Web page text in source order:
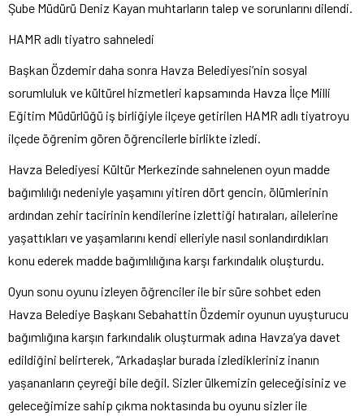
Şube Müdürü Deniz Kayan muhtarların talep ve sorunlarını dilendi.
HAMR adlı tiyatro sahneledi
Başkan Özdemir daha sonra Havza Belediyesi’nin sosyal
sorumluluk ve kültürel hizmetleri kapsamında Havza İlçe Milli
Eğitim Müdürlüğü iş birliğiyle ilçeye getirilen HAMR adlı tiyatroyu
ilçede öğrenim gören öğrencilerle birlikte izledi.
Havza Belediyesi Kültür Merkezinde sahnelenen oyun madde
bağımlılığı nedeniyle yaşamını yitiren dört gencin, ölümlerinin
ardından zehir tacirinin kendilerine izlettiği hatıraları, ailelerine
yaşattıkları ve yaşamlarını kendi elleriyle nasıl sonlandırdıkları
konu ederek madde bağımlılığına karşı farkındalık oluşturdu.
Oyun sonu oyunu izleyen öğrenciler ile bir süre sohbet eden
Havza Belediye Başkanı Sebahattin Özdemir oyunun uyuşturucu
bağımlığına karşın farkındalık oluşturmak adına Havza’ya davet
edildiğini belirterek, “Arkadaşlar burada izledikleriniz inanın
yaşananların çeyreği bile değil. Sizler ülkemizin geleceğisiniz ve
geleceğimize sahip çıkma noktasında bu oyunu sizler ile